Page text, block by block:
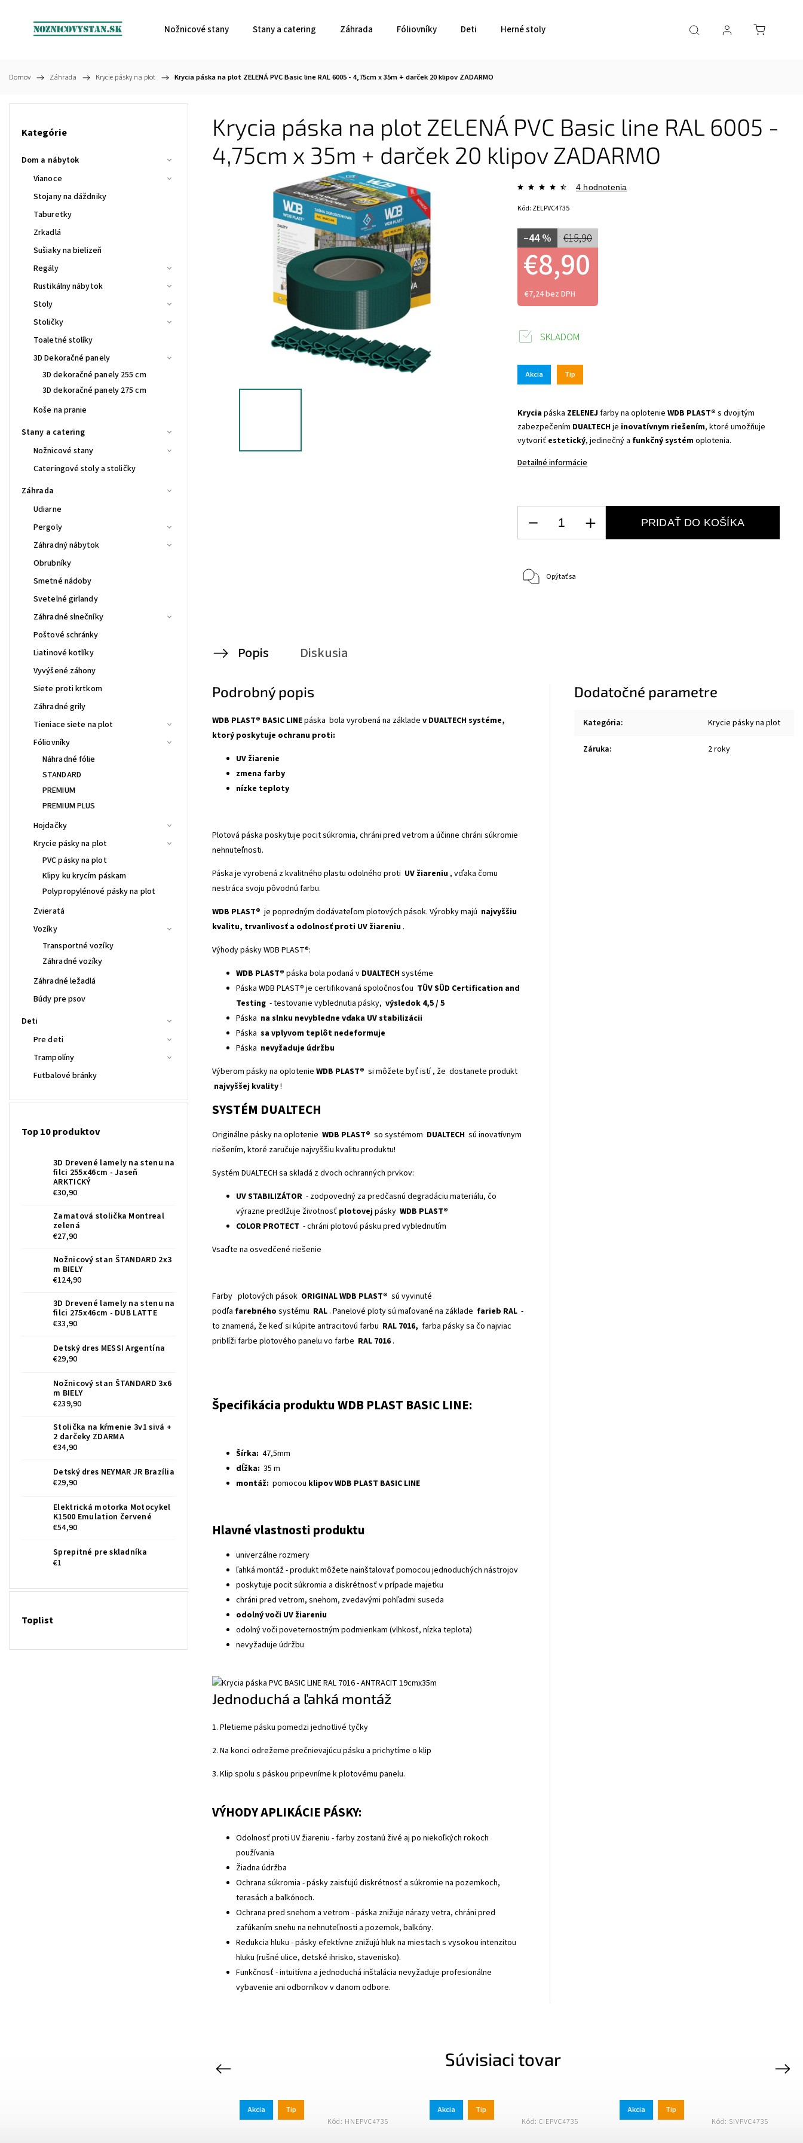
Nožnicové stany Stany a catering Záhrada Fóliovníky Deti Herné stoly Herné kreslá Stoličky
Domov / Záhrada / Krycie pásky na plot / Krycia páska na plot ZELENÁ PVC Basic line RAL 6005 - 4,75cm x 35m + darček 20 klipov ZADARMO
Kategórie
Dom a nábytok
Vianoce
Stojany na dáždniky
Taburetky
Zrkadlá
Sušiaky na bielizeň
Regály
Rustikálny nábytok
Stoly
Stoličky
Toaletné stolíky
3D Dekoračné panely
3D dekoračné panely 255 cm
3D dekoračné panely 275 cm
Koše na pranie
Stany a catering
Nožnicové stany
Cateringové stoly a stoličky
Záhrada
Udiarne
Pergoly
Záhradný nábytok
Obrubníky
Smetné nádoby
Svetelné girlandy
Záhradné slnečníky
Poštové schránky
Liatinové kotlíky
Vyvýšené záhony
Siete proti krtkom
Záhradné grily
Tieniace siete na plot
Fóliovníky
Náhradné fólie
STANDARD
PREMIUM
PREMIUM PLUS
Hojdačky
Krycie pásky na plot
PVC pásky na plot
Klipy ku krycím páskam
Polypropylénové pásky na plot
Zvieratá
Vozíky
Transportné vozíky
Záhradné vozíky
Záhradné ležadlá
Búdy pre psov
Deti
Pre deti
Trampolíny
Futbalové bránky
Top 10 produktov
3D Drevené lamely na stenu na
filci 255x46cm - Jaseň
ARKTICKÝ
€30,90
Zamatová stolička Montreal
zelená
€27,90
Nožnicový stan ŠTANDARD 2x3
m BIELY
€124,90
3D Drevené lamely na stenu na
filci 275x46cm - DUB LATTE
€33,90
Detský dres MESSI Argentína
€29,90
Nožnicový stan ŠTANDARD 3x6
m BIELY
€239,90
Stolička na kŕmenie 3v1 sivá +
2 darčeky ZDARMA
€34,90
Detský dres NEYMAR JR Brazília
€29,90
Elektrická motorka Motocykel
K1500 Emulation červené
€54,90
Sprepitné pre skladníka
€1
Toplist
Krycia páska na plot ZELENÁ PVC Basic line RAL 6005 -
4,75cm x 35m + darček 20 klipov ZADARMO
4 hodnotenia
€15,90
–44 %
€8,90
€7,24 bez DPH
Kód: ZELPVC4735
Akcia Tip
Kryciapáska ZELENEJfarby na oplotenie WDB PLAST® s dvojitým
zabezpečením DUALTECHje inovatívnym riešením, ktoré umožňuje
vytvoriť estetický, jedinečný a funkčný systémoplotenia.
Detailné informácie
SKLADOM
PRIDAŤ DO KOŠÍKA
Opýtať sa
Popis Diskusia
Podrobný popis
WDB PLAST® BASIC LINEpáska bola vyrobená na základe v DUALTECH systéme,
ktorý poskytuje ochranu proti:
UV žiarenie
zmena farby
nízke teploty
Plotová páska poskytuje pocit súkromia, chráni pred vetrom a účinne chráni súkromie
nehnuteľnosti.
Páska je vyrobená z kvalitného plastu odolného proti UV žiareniu , vďaka čomu
nestráca svoju pôvodnú farbu.
WDB PLAST® je popredným dodávateľom plotových pások. Výrobky majú najvyššiu
kvalitu, trvanlivosť a odolnosť proti UV žiareniu .
Výhody pásky WDB PLAST®:
WDB PLAST® páska bola podaná v DUALTECHsystéme
Páska WDB PLAST® je certifikovaná spoločnosťou TÜV SÜD Certification and
Testing - testovanie vyblednutia pásky, výsledok 4,5 / 5
Páska na slnku nevybledne vďaka UV stabilizácii
Páska sa vplyvom teplôt nedeformuje
Páska nevyžaduje údržbu
Výberom pásky na oplotenie WDB PLAST® si môžete byť istí , že dostanete produkt
najvyššej kvality!
SYSTÉM DUALTECH
Originálne pásky na oplotenie WDB PLAST® so systémom DUALTECH sú inovatívnym
riešením, ktoré zaručuje najvyššiu kvalitu produktu!
Systém DUALTECH sa skladá z dvoch ochranných prvkov:
UV STABILIZÁTOR - zodpovedný za predčasnú degradáciu materiálu, čo
výrazne predlžuje životnosť plotovejpásky WDB PLAST®
COLOR PROTECT - chráni plotovú pásku pred vyblednutím
Vsaďte na osvedčené riešenie
Farby plotových pások ORIGINALWDB PLAST® sú vyvinuté
podľa farebného systému RAL . Panelové ploty sú maľované na základe farieb RAL -
to znamená, že keď si kúpite antracitovú farbu RAL 7016, farba pásky sa čo najviac
priblíži farbe plotového panelu vo farbe RAL 7016 .
Špecifikácia produktu WDB PLAST BASIC LINE:
Šírka: 47,5mm
dĺžka: 35 m
montáž: pomocou klipov WDB PLAST BASIC LINE
Hlavné vlastnosti produktu
univerzálne rozmery
ľahká montáž - produkt môžete nainštalovať pomocou jednoduchých nástrojov
poskytuje pocit súkromia a diskrétnosť v prípade majetku
chráni pred vetrom, snehom, zvedavými pohľadmi suseda
odolný voči UV žiareniu
odolný voči poveternostným podmienkam (vlhkosť, nízka teplota)
nevyžaduje údržbu
Jednoduchá a ľahká montáž
1. Pletieme pásku pomedzi jednotlivé tyčky
2. Na konci odrežeme prečnievajúcu pásku a prichytíme o klip
3. Klip spolu s páskou pripevníme k plotovému panelu.
VÝHODY APLIKÁCIE PÁSKY:
Odolnosť proti UV žiareniu - farby zostanú živé aj po niekoľkých rokoch
používania
Žiadna údržba
Ochrana súkromia - pásky zaisťujú diskrétnosť a súkromie na pozemkoch,
terasách a balkónoch.
Ochrana pred snehom a vetrom - páska znižuje nárazy vetra, chráni pred
zafúkaním snehu na nehnuteľnosti a pozemok, balkóny.
Redukcia hluku - pásky efektívne znižujú hluk na miestach s vysokou intenzitou
hluku (rušné ulice, detské ihrisko, stavenisko).
Funkčnosť - intuitívna a jednoduchá inštalácia nevyžaduje profesionálne
vybavenie ani odborníkov v danom odbore.
Dodatočné parametre
Kategória: Krycie pásky na plot
Záruka: 2 roky
Súvisiaci tovar
Previous
Tip
Kód: HNEPVC4735
Tip
Kód: CIEPVC4735
Tip
Kód: SIVPVC4735
Next